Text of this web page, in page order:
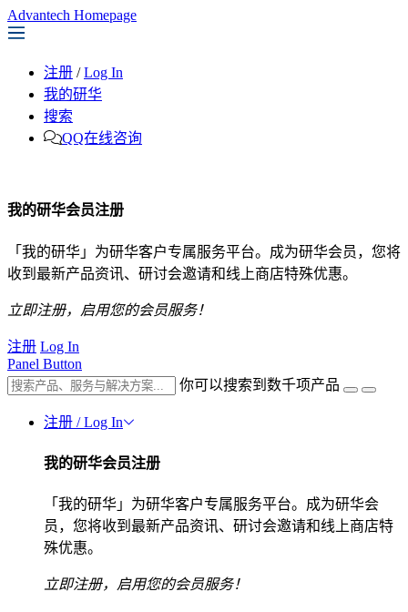
Advantech Homepage
注册 / Log In
我的研华
搜索
QQ在线咨询
我的研华会员注册
「我的研华」为研华客户专属服务平台。成为研华会员，您将
收到最新产品资讯、研讨会邀请和线上商店特殊优惠。
立即注册，启用您的会员服务！
注册 Log In
Panel Button
你可以搜索到数千项产品
注册 / Log In
我的研华会员注册
「我的研华」为研华客户专属服务平台。成为研华会
员，您将收到最新产品资讯、研讨会邀请和线上商店特
殊优惠。
立即注册，启用您的会员服务！